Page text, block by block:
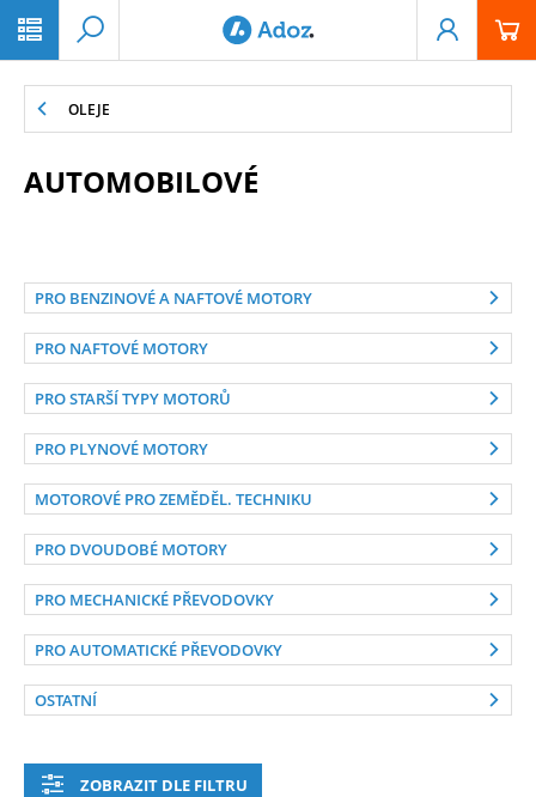
OLEJE
AUTOMOBILOVÉ
PRO BENZINOVÉ A NAFTOVÉ MOTORY
PRO NAFTOVÉ MOTORY
PRO STARŠÍ TYPY MOTORŮ
PRO PLYNOVÉ MOTORY
MOTOROVÉ PRO ZEMĚDĚL. TECHNIKU
PRO DVOUDOBÉ MOTORY
PRO MECHANICKÉ PŘEVODOVKY
PRO AUTOMATICKÉ PŘEVODOVKY
OSTATNÍ
ZOBRAZIT DLE FILTRU